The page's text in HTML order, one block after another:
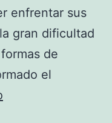
enfrentar sus
gran dificultad
de
el